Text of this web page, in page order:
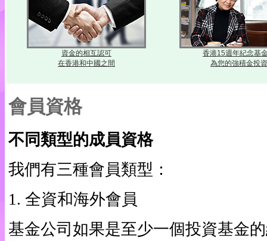
資金的相互認可
在香港和中國之間
香港15週年紀念基
為您的強積金投資
會員資格
不同類型的成員資格
我們有三種會員類型：
1. 全資和海外會員
基金公司如果是至少一個投資基金